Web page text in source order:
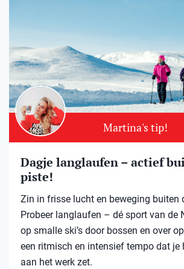
Martina's tip!
Dagje langlaufen – actief
piste!
Zin in frisse lucht en beweging buiten
Probeer langlaufen – dé sport van de
op smalle ski’s door bossen en over
een ritmisch en intensief tempo dat je
aan het werk zet.